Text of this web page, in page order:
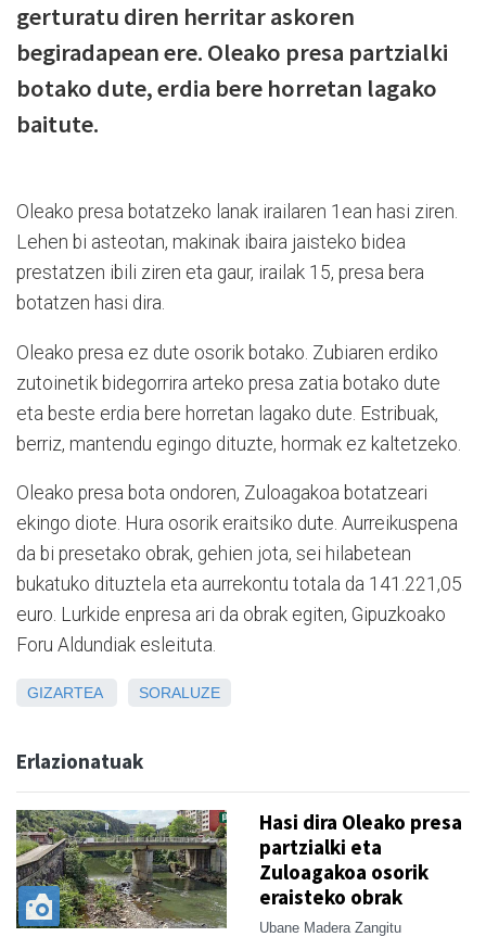
gerturatu diren herritar askoren
begiradapean ere. Oleako presa partzialki
botako dute, erdia bere horretan lagako
baitute.
Oleako presa botatzeko lanak irailaren 1ean hasi ziren.
Lehen bi asteotan, makinak ibaira jaisteko bidea
prestatzen ibili ziren eta gaur, irailak 15, presa bera
botatzen hasi dira.
Oleako presa ez dute osorik botako. Zubiaren erdiko
zutoinetik bidegorrira arteko presa zatia botako dute
eta beste erdia bere horretan lagako dute. Estribuak,
berriz, mantendu egingo dituzte, hormak ez kaltetzeko.
Oleako presa bota ondoren, Zuloagakoa botatzeari
ekingo diote. Hura osorik eraitsiko dute. Aurreikuspena
da bi presetako obrak, gehien jota, sei hilabetean
bukatuko dituztela eta aurrekontu totala da 141.221,05
euro. Lurkide enpresa ari da obrak egiten, Gipuzkoako
Foru Aldundiak esleituta.
GIZARTEA SORALUZE
Erlazionatuak
Hasi dira Oleako presa
partzialki eta
Zuloagakoa osorik
eraisteko obrak
Ubane Madera Zangitu